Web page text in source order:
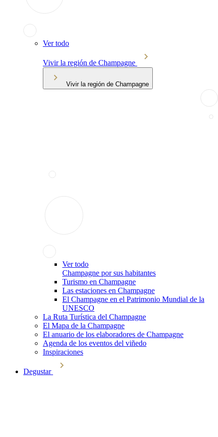
Ver todo
Vivir la región de Champagne
Vivir la región de Champagne
Ver todo
Champagne por sus habitantes
Turismo en Champagne
Las estaciones en Champagne
El Champagne en el Patrimonio Mundial de la
UNESCO
La Ruta Turística del Champagne
El Mapa de la Champagne
El anuario de los elaboradores de Champagne
Agenda de los eventos del viñedo
Inspiraciones
Degustar